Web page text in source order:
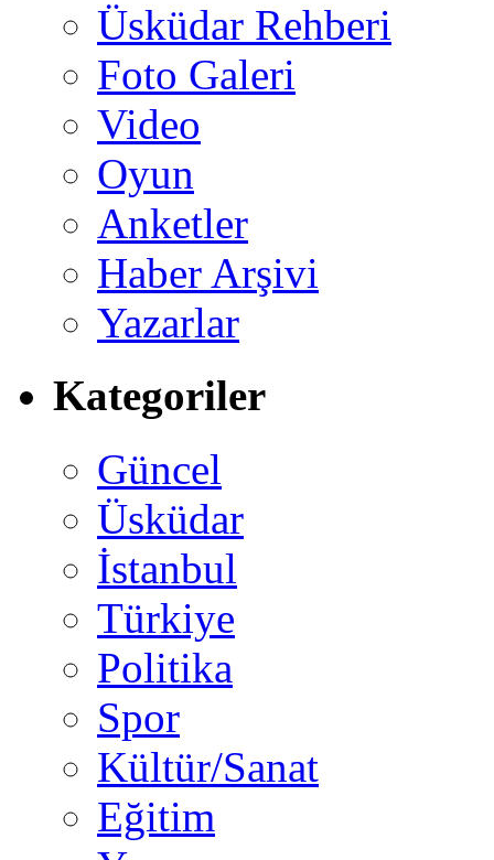
Üsküdar Rehberi
Foto Galeri
Video
Oyun
Anketler
Haber Arşivi
Yazarlar
Kategoriler
Güncel
Üsküdar
İstanbul
Türkiye
Politika
Spor
Kültür/Sanat
Eğitim